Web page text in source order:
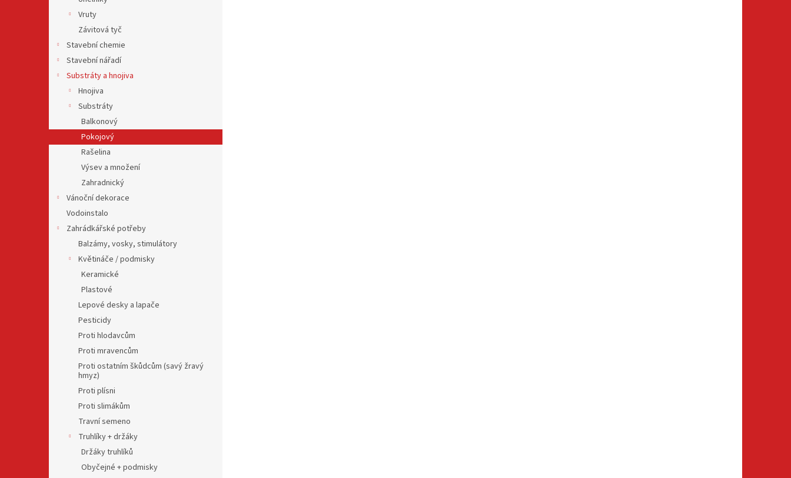
Vruty
Závitová tyč
Stavební chemie
Stavební nářadí
Substráty a hnojiva
Hnojiva
Substráty
Balkonový
Pokojový
Rašelina
Výsev a množení
Zahradnický
Vánoční dekorace
Vodoinstalo
Zahrádkářské potřeby
Balzámy, vosky, stimulátory
Květináče / podmisky
Keramické
Plastové
Lepové desky a lapače
Pesticidy
Proti hlodavcům
Proti mravencům
Proti ostatním škůdcům (savý žravý
hmyz)
Proti plísni
Proti slimákům
Travní semeno
Truhlíky + držáky
Držáky truhlíků
Obyčejné + podmisky